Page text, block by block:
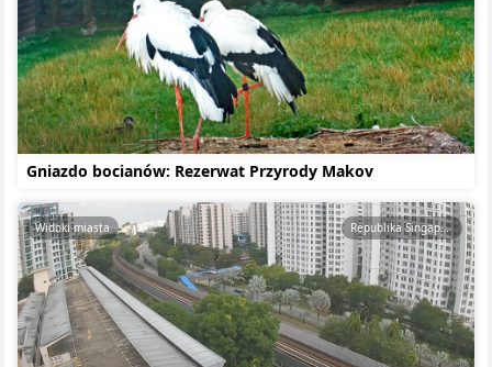
Gniazdo bocianów: Rezerwat Przyrody Makov
Widoki miasta Republika Singapuru